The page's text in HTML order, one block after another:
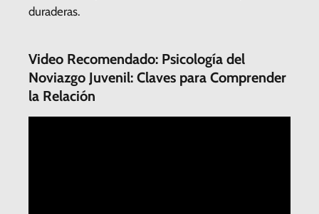
duraderas.
Video Recomendado: Psicología del
Noviazgo Juvenil: Claves para Comprender
la Relación